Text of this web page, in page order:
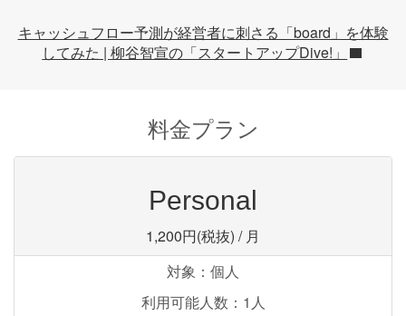
キャッシュフロー予測が経営者に刺さる「board」を体験
してみた | 柳谷智宣の「スタートアップDive!」
料金プラン
Personal
1,200円(税抜) / 月
対象：個人
利用可能人数：1人